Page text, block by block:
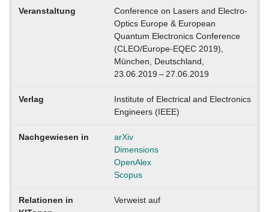
Veranstaltung
Conference on Lasers and Electro-
Optics Europe & European
Quantum Electronics Conference
(CLEO/Europe-EQEC 2019),
München, Deutschland,
23.06.2019 – 27.06.2019
Verlag
Institute of Electrical and Electronics
Engineers (IEEE)
Nachgewiesen in
arXiv
Dimensions
OpenAlex
Scopus
Relationen in
Verweist auf